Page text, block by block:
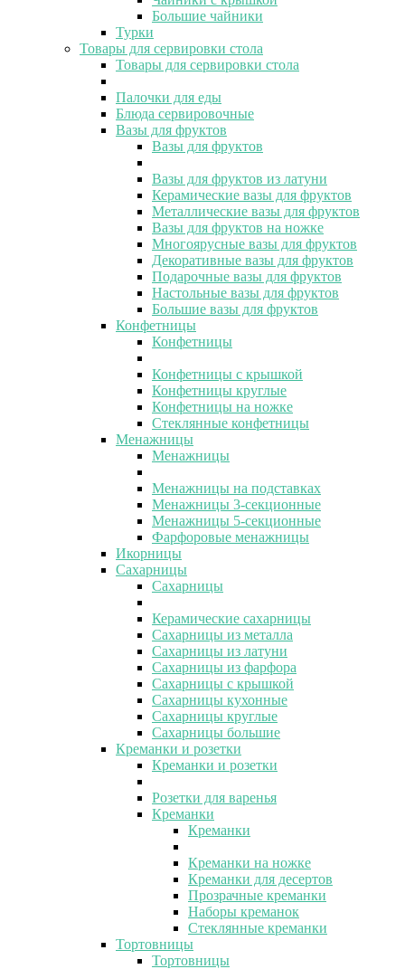
Большие чайники
Турки
Товары для сервировки стола
Товары для сервировки стола
Палочки для еды
Блюда сервировочные
Вазы для фруктов
Вазы для фруктов
Вазы для фруктов из латуни
Керамические вазы для фруктов
Металлические вазы для фруктов
Вазы для фруктов на ножке
Многоярусные вазы для фруктов
Декоративные вазы для фруктов
Подарочные вазы для фруктов
Настольные вазы для фруктов
Большие вазы для фруктов
Конфетницы
Конфетницы
Конфетницы с крышкой
Конфетницы круглые
Конфетницы на ножке
Стеклянные конфетницы
Менажницы
Менажницы
Менажницы на подставках
Менажницы 3-секционные
Менажницы 5-секционные
Фарфоровые менажницы
Икорницы
Сахарницы
Сахарницы
Керамические сахарницы
Сахарницы из металла
Сахарницы из латуни
Сахарницы из фарфора
Сахарницы с крышкой
Сахарницы кухонные
Сахарницы круглые
Сахарницы большие
Креманки и розетки
Креманки и розетки
Розетки для варенья
Креманки
Креманки
Креманки на ножке
Креманки для десертов
Прозрачные креманки
Наборы креманок
Стеклянные креманки
Тортовницы
Тортовницы